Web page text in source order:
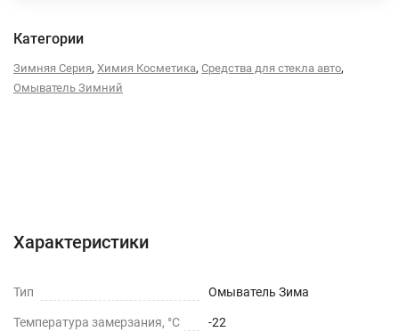
Категории
Зимняя Серия, Химия Косметика, Средства для стекла авто,
Омыватель Зимний
Характеристики
Тип Омыватель Зима
Температура замерзания, °C -22